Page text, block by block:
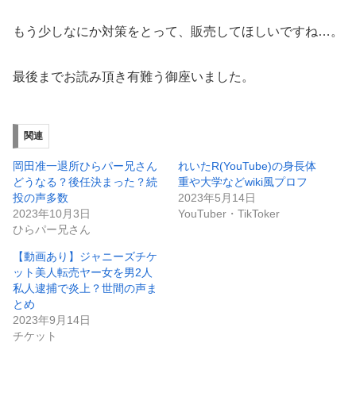
もう少しなにか対策をとって、販売してほしいですね…。
最後までお読み頂き有難う御座いました。
関連
岡田准一退所ひらパー兄さん
どうなる？後任決まった？続
投の声多数
2023年10月3日
ひらパー兄さん
れいたR(YouTube)の身長体
重や大学などwiki風プロフ
2023年5月14日
YouTuber・TikToker
【動画あり】ジャニーズチケ
ット美人転売ヤー女を男2人
私人逮捕で炎上？世間の声ま
とめ
2023年9月14日
チケット